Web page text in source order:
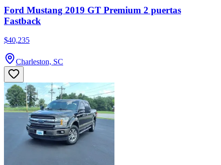
Ford Mustang 2019 GT Premium 2 puertas
Fastback
$40,235
Charleston, SC